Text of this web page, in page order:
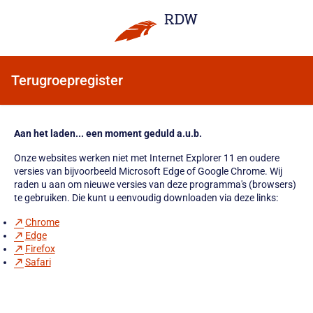
Terugroepregister
Aan het laden... een moment geduld a.u.b.
Onze websites werken niet met Internet Explorer 11 en oudere
versies van bijvoorbeeld Microsoft Edge of Google Chrome. Wij
raden u aan om nieuwe versies van deze programma's (browsers)
te gebruiken. Die kunt u eenvoudig downloaden via deze links:
Chrome
Edge
Firefox
Safari